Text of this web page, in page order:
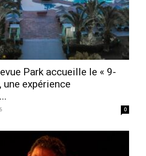
Park accueille le « 9-
une expérience
0